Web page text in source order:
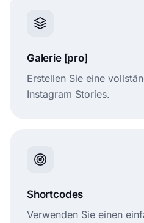
Galerie [pro]
Erstellen Sie eine
Instagram Stories.
Shortcodes
Verwenden Sie einen